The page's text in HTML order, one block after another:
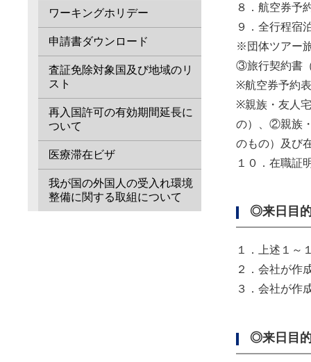
８． 航空券予
９．全行程宿
※団体ツアー
③旅行契約書
※航空券予約
※親族・友人
の）、②親族
のもの）及び
１０．在職証
◎来日目
１．上述１～
２．会社が作
３．会社が作
◎来日目
ワーキングホリデー
申請書ダウンロード
査証免除対象国及び地域のリ
スト
再入国許可の有効期間延長に
ついて
医療滞在ビザ
我が国の外国人の受入れ環境
整備に関する取組について